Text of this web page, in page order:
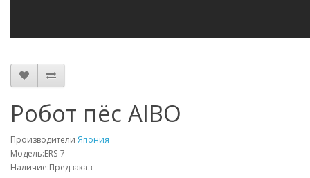
Робот пёс AIBO
Производители Япония
Модель:ERS-7
Наличие:Предзаказ